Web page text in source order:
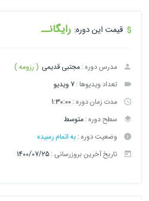
قیمت این دوره: رایگانــ
مدرس دوره :مجتبی قدیمی ( رزومه )
تعداد ویدیوها :7 ویدیو
مدت زمان دوره : 1:30:00
سطح دوره :متوسط
وضعیت دوره : به اتمام رسیده
تاریخ آخرین بروزرسانی :1400/07/25